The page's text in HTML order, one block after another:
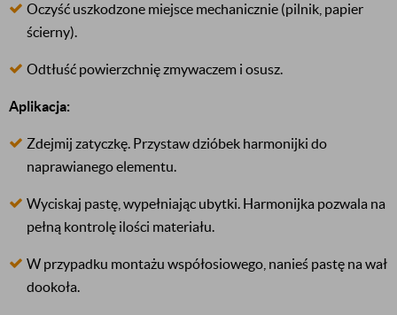
Oczyść uszkodzone miejsce mechanicznie (pilnik, papier
ścierny).
Odtłuść powierzchnię zmywaczem i osusz.
Aplikacja:
Zdejmij zatyczkę. Przystaw dzióbek harmonijki do
naprawianego elementu.
Wyciskaj pastę, wypełniając ubytki. Harmonijka pozwala na
pełną kontrolę ilości materiału.
W przypadku montażu współosiowego, nanieś pastę na wał
dookoła.